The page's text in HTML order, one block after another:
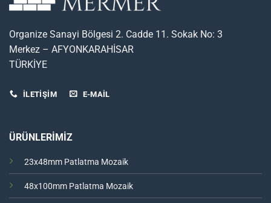
Organize Sanayi Bölgesi 2. Cadde 11. Sokak No: 3
Merkez – AFYONKARAHİSAR
TÜRKİYE
İLETİŞİM E-MAIL
ÜRÜNLERİMİZ
23x48mm Patlatma Mozaik
48x100mm Patlatma Mozaik